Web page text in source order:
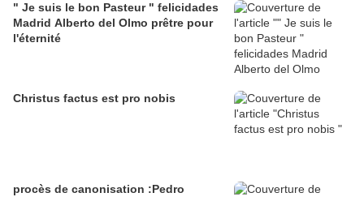
" Je suis le bon Pasteur " felicidades
Madrid Alberto del Olmo prêtre pour
l'éternité
Christus factus est pro nobis
procès de canonisation :Pedro